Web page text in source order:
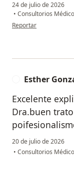
24 de julio de 2026
• Consultorios
en opinión del usuario
Reportar
Esther
Excelente
Dra.buen
20 de julio de 2026
• Consultorios